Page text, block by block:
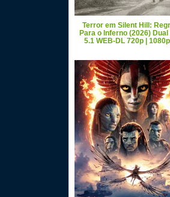
Terror em Silent Hill:
Para o Inferno (2026)
5.1 WEB-DL 720p |